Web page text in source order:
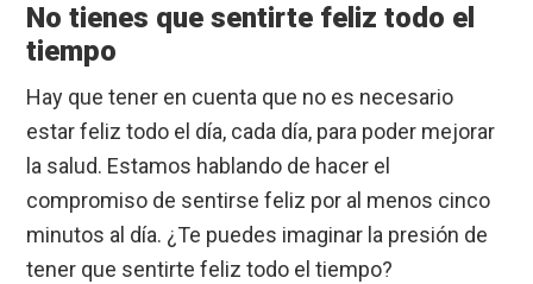
No tienes que sentirte feliz todo el
tiempo
Hay que tener en cuenta que no es necesario
estar feliz todo el día, cada día, para poder mejorar
la salud. Estamos hablando de hacer el
compromiso de sentirse feliz por al menos cinco
minutos al día. ¿Te puedes imaginar la presión de
tener que sentirte feliz todo el tiempo?